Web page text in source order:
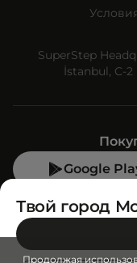
Продолжая
SuperStep
İstanbul, C-
Google
Мы в
Твой город